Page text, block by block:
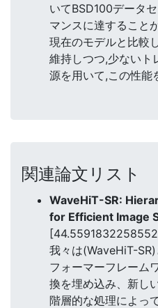
いてBSD100データ
マンスに達すること
現在のモデルと比較
維持しつつ,少ないト
源を用いて,この性能
関連論文リスト
WaveHiT-SR:
for Efficient Image
我々は(WaveHiT-
フォーマーフレーム
換を埋め込み、新し
階層的な処理によっ